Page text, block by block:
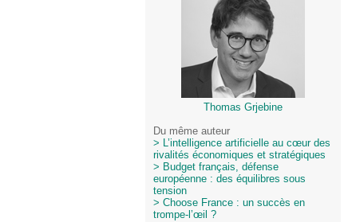
Thomas Grjebine
Du même auteur
> L’intelligence artificielle au cœur des
rivalités économiques et stratégiques
> Budget français, défense
européenne : des équilibres sous
tension
> Choose France : un succès en
trompe-l’œil ?